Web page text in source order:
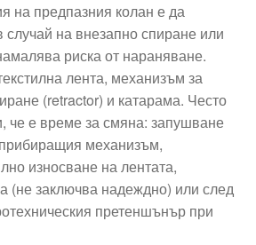
на предпазния колан е да
на внезапно спиране или
риска от нараняване.
лента, механизъм за
(retractor) и катарама. Често
че е време за смяна: запушване
механизъм,
износване на лентата,
(не заключва надеждно) или след
претеншънър при